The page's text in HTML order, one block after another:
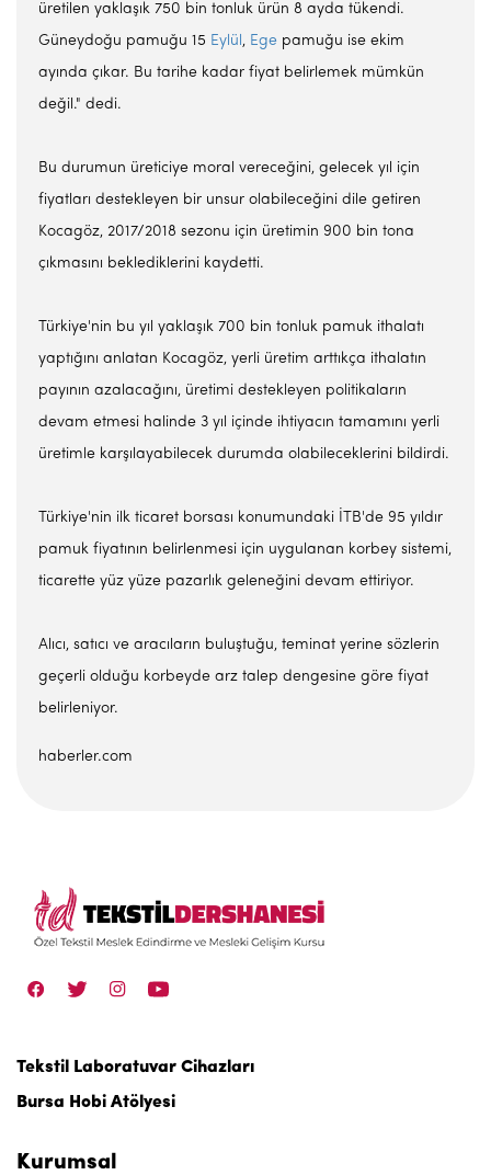
üretilen yaklaşık 750 bin tonluk ürün 8 ayda tükendi.
Güneydoğu pamuğu 15 Eylül, Ege pamuğu ise ekim
ayında çıkar. Bu tarihe kadar fiyat belirlemek mümkün
değil." dedi.
Bu durumun üreticiye moral vereceğini, gelecek yıl için
fiyatları destekleyen bir unsur olabileceğini dile getiren
Kocagöz, 2017/2018 sezonu için üretimin 900 bin tona
çıkmasını beklediklerini kaydetti.
Türkiye'nin bu yıl yaklaşık 700 bin tonluk pamuk ithalatı
yaptığını anlatan Kocagöz, yerli üretim arttıkça ithalatın
payının azalacağını, üretimi destekleyen politikaların
devam etmesi halinde 3 yıl içinde ihtiyacın tamamını yerli
üretimle karşılayabilecek durumda olabileceklerini bildirdi.
Türkiye'nin ilk ticaret borsası konumundaki İTB'de 95 yıldır
pamuk fiyatının belirlenmesi için uygulanan korbey sistemi,
ticarette yüz yüze pazarlık geleneğini devam ettiriyor.
Alıcı, satıcı ve aracıların buluştuğu, teminat yerine sözlerin
geçerli olduğu korbeyde arz talep dengesine göre fiyat
belirleniyor.
haberler.com
Tekstil Laboratuvar Cihazları
Bursa Hobi Atölyesi
Kurumsal